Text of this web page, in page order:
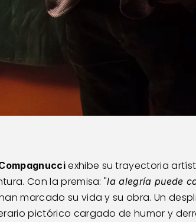
exhibe su trayectoria
Con la premisa: "la alegría puede
marcado su vida y su obra. Un
pictórico cargado de humor y